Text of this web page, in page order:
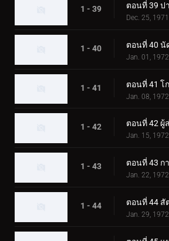
1 - 39
Dec. 25, 1971
1 - 40
Jan. 01, 1972
1 - 41
Jan. 08, 1972
1 - 42
Jan. 15, 1972
1 - 43
Jan. 22, 1972
1 - 44
Jan. 29, 1972